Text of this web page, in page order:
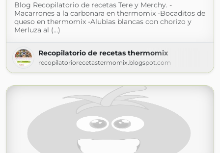
Blog Recopilatorio de recetas Tere y Merchy. -
Macarrones a la carbonara en thermomix -Bocaditos de
queso en thermomix -Alubias blancas con chorizo y
Merluza al (...)
Recopilatorio de recetas thermomix
recopilatoriorecetastermomix.blogspot.com